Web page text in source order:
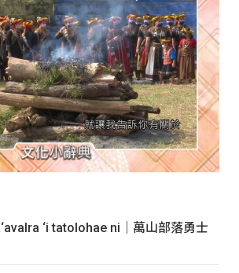
‘i tatolohae ni｜萬山部落勇士